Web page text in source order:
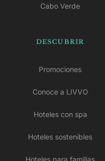
Cabo Verde
DESCUBRIR
Promociones
Conoce a LIVVO
Hoteles con spa
Hoteles sostenibles